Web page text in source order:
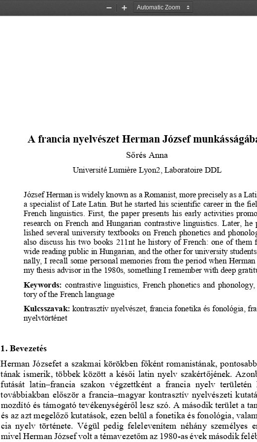
Zoom
Zoom
A francia nyelvészet Herman József
Sőrés Anna
Université Lumière Lyon2, Laboratoire DDL
József Herman is widely known as a Romanist, more precisely as a
a specialist of Late Latin. But he started his scientific career in the
French
  linguistics.
First,
  the
  paper
  presents
  his
  early
  activities
research
  on  French
  and
  Hungarian
  contrastive
  linguistics.
Later,
  he
lished
  several
  university
textbooks
  on
French
  phonetics
  and
also
  discuss
  his
  two
books
  211nt
  he  history
  of  French:
  one
  of  them
wide reading public in Hungarian, and the other for university students.
nally, I recall some personal memories from the period when Herman
my thesis advisor in the 1980s, something I remember with deep
Keywords:
  contrastive
linguistics,
  French
  phonetics
  and
phonology,
tory of the French language
Kulcsszavak: kontrasztív nyelvészet, francia fonetika és fonológia,
nyelvtörténet
1. Bevezetés
Herman Józsefet a szakmai körökben főként romanistának,
tának ismerik, többek között
  a
késői
  latin
  nyelv
szakértőjének.
futását
  latin
–francia
  szakon
  végzettként
  a  francia
  nyelv
  területén
továbbiakban először
  a  francia
–magyar
  kontrasztív
  nyelvészeti
mozdító és támogató tevékenységéről lesz szó. A második terület a
és az azt megelőző kutatások, ezen belül a  fonetika és fonológia,
cia nyelv
  története
.   Végül
  pedig
  feleleven
ítem
  néhány
személyes
mivel Herman József volt a témavezetőm az 1980-as évek második